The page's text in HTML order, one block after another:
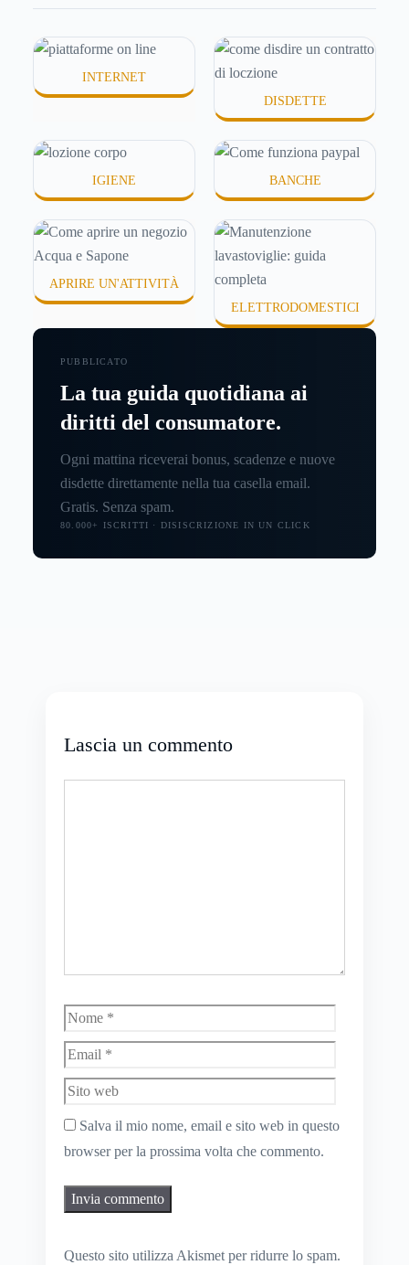
o difficili da assorbire.
INTERNET
DISDETTE
IGIENE BANCHE
APRIRE UN'ATTIVITÀ
ELETTRODOMESTICI
PUBBLICATO
La tua guida quotidiana ai
diritti del consumatore.
Ogni mattina riceverai bonus, scadenze e nuove
disdette direttamente nella tua casella email.
Gratis. Senza spam.
80.000+ ISCRITTI · DISISCRIZIONE IN UN CLICK
Lascia un commento
Nome
web
Salva il mio nome, email e sito web in questo
browser per la prossima volta che commento.
Questo sito utilizza Akismet per ridurre lo spam.